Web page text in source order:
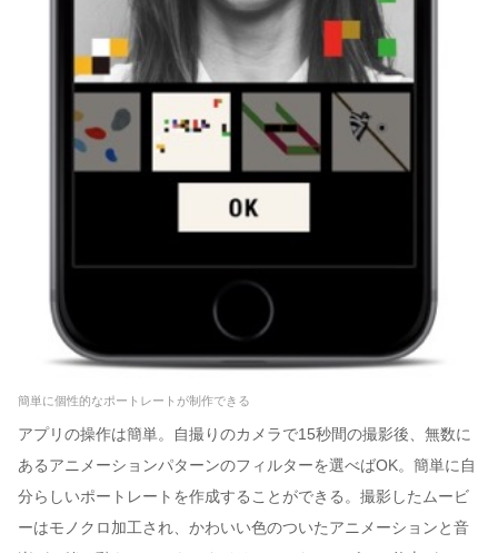
簡単に個性的なポートレートが制作できる
アプリの操作は簡単。自撮りのカメラで15秒間の撮影後、無数に
あるアニメーションパターンのフィルターを選べばOK。簡単に自
分らしいポートレートを作成することができる。撮影したムービ
ーはモノクロ加工され、かわいい色のついたアニメーションと音